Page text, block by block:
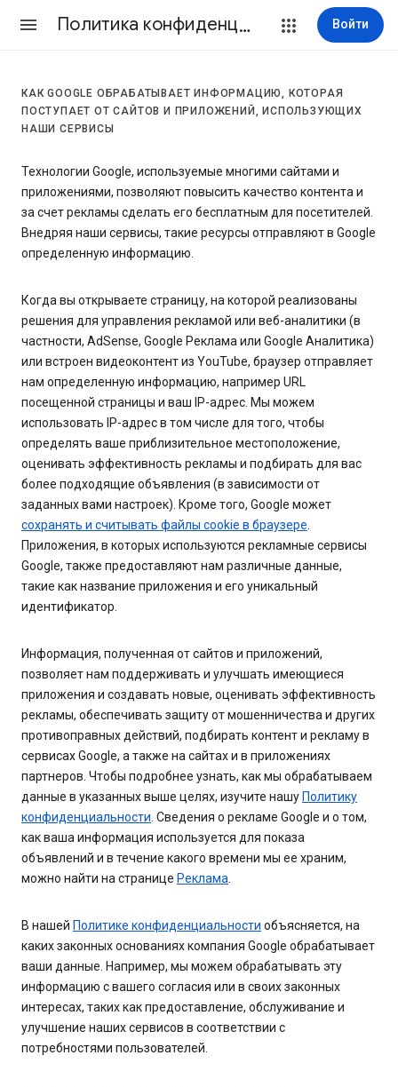
Политика конфиденциальности и Условия использования Войти
КАК GOOGLE ОБРАБАТЫВАЕТ ИНФОРМАЦИЮ, КОТОРАЯ
ПОСТУПАЕТ ОТ САЙТОВ И ПРИЛОЖЕНИЙ, ИСПОЛЬЗУЮЩИХ
НАШИ СЕРВИСЫ
Технологии Google, используемые многими сайтами и
приложениями, позволяют повысить качество контента и
за счет рекламы сделать его бесплатным для посетителей.
Внедряя наши сервисы, такие ресурсы отправляют в Google
определенную информацию.
Когда вы открываете страницу, на которой реализованы
решения для управления рекламой или веб-аналитики (в
частности, AdSense, Google Реклама или Google Аналитика)
или встроен видеоконтент из YouTube, браузер отправляет
нам определенную информацию, например URL
посещенной страницы и ваш IP-адрес. Мы можем
использовать IP-адрес в том числе для того, чтобы
определять ваше приблизительное местоположение,
оценивать эффективность рекламы и подбирать для вас
более подходящие объявления (в зависимости от
заданных вами настроек). Кроме того, Google может
сохранять и считывать файлы cookie в браузере.
Приложения, в которых используются рекламные сервисы
Google, также предоставляют нам различные данные,
такие как название приложения и его уникальный
идентификатор.
Информация, полученная от сайтов и приложений,
позволяет нам поддерживать и улучшать имеющиеся
приложения и создавать новые, оценивать эффективность
рекламы, обеспечивать защиту от мошенничества и других
противоправных действий, подбирать контент и рекламу в
сервисах Google, а также на сайтах и в приложениях
партнеров. Чтобы подробнее узнать, как мы обрабатываем
данные в указанных выше целях, изучите нашу Политику
конфиденциальности. Сведения о рекламе Google и о том,
как ваша информация используется для показа
объявлений и в течение какого времени мы ее храним,
можно найти на странице Реклама.
В нашей Политике конфиденциальности объясняется, на
каких законных основаниях компания Google обрабатывает
ваши данные. Например, мы можем обрабатывать эту
информацию с вашего согласия или в своих законных
интересах, таких как предоставление, обслуживание и
улучшение наших сервисов в соответствии с
потребностями пользователей.